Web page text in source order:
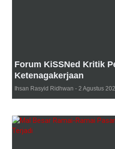
Forum KiSSNed Kritik
Ketenagakerjaan
Ihsan Rasyid Ridhwan 2 Agustus